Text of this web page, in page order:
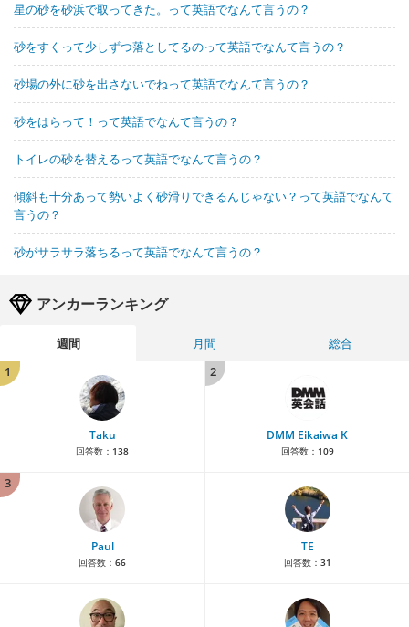
星の砂を砂浜で取ってきた。って英語でなんて言うの？
砂をすくって少しずつ落としてるのって英語でなんて言うの？
砂場の外に砂を出さないでねって英語でなんて言うの？
砂をはらって！って英語でなんて言うの？
トイレの砂を替えるって英語でなんて言うの？
傾斜も十分あって勢いよく砂滑りできるんじゃない？って英語でなんて
言うの？
砂がサラサラ落ちるって英語でなんて言うの？
アンカーランキング
週間 月間
総合
1
Taku
回答数： 138
2
DMM Eikaiwa K
回答数： 109
3
Paul
回答数： 66
TE
回答数： 31